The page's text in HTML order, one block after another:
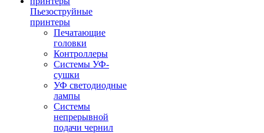
Пьезоструйные
принтеры
Печатающие
головки
Контроллеры
Системы УФ-
сушки
УФ светодиодные
лампы
Системы
непрерывной
подачи чернил